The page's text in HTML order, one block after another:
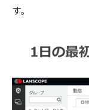
す。